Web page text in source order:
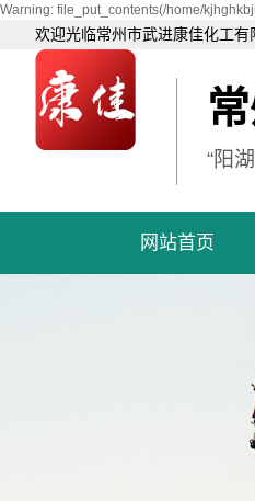
Warning: file_put_contents(/home/
欢迎光临常州市武进康佳化工有
“阳
网站首页